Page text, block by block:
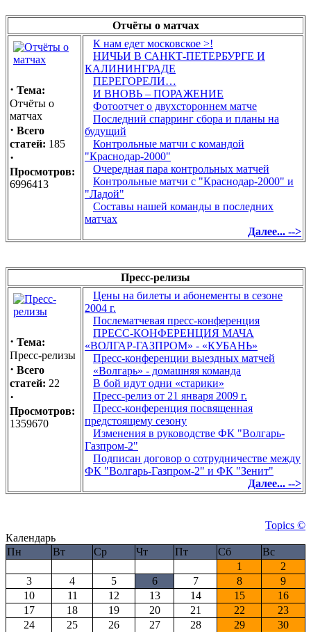
Отчёты о матчах
· Тема:
Отчёты о
матчах
· Всего
статей: 185
·
Просмотров:
6996413
К нам едет московское >!
НИЧЬИ В САНКТ-ПЕТЕРБУРГЕ И
КАЛИНИНГРАДЕ
ПЕРЕГОРЕЛИ…
И ВНОВЬ – ПОРАЖЕНИЕ
Фотоотчет о двухстороннем матче
Последний спарринг сбора и планы на
будущий
Контрольные матчи с командой
"Краснодар-2000"
Очередная пара контрольных матчей
Контрольные матчи с "Краснодар-2000" и
"Ладой"
Составы нашей команды в последних
матчах
Далее... -->
Пресс-релизы
· Тема:
Пресс-релизы
· Всего
статей: 22
·
Просмотров:
1359670
Цены на билеты и абонементы в сезоне
2004 г.
Послематчевая пресс-конференция
ПРЕСС-КОНФЕРЕНЦИЯ МАЧА
«ВОЛГАР-ГАЗПРОМ» - «КУБАНЬ»
Пресс-конференции выездных матчей
«Волгарь» - домашняя команда
В бой идут одни «старики»
Пресс-релиз от 21 января 2009 г.
Пресс-конференция посвященная
предстоящему сезону
Изменения в руководстве ФК "Волгарь-
Газпром-2"
Подписан договор о сотрудничестве между
ФК "Волгарь-Газпром-2" и ФК "Зенит"
Далее... -->
Topics ©
Календарь
Пн
Вт Ср Чт Пт Сб
Вс
1
2
3
4 5 6 7 8
9
10
11 12 13 14 15
16
17
18 19 20 21 22
23
24
25 26 27 28 29
30